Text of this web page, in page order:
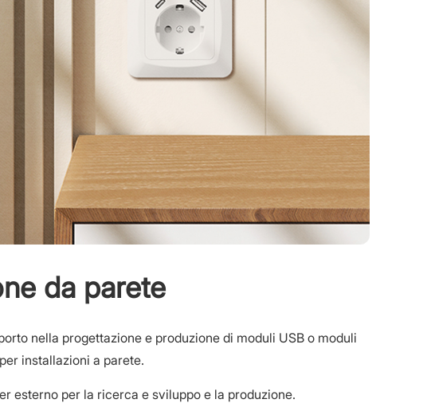
da parete
nella progettazione e produzione di moduli USB o moduli
installazioni a parete.
esterno per la ricerca e sviluppo e la produzione.